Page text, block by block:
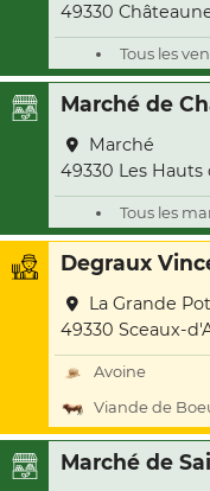
49330
Tous les
Marché de
Marché
49330 Les Hauts
Tous les
Degraux
La Grande
49330 Sceaux-
Avoine
Viande de
Marché de